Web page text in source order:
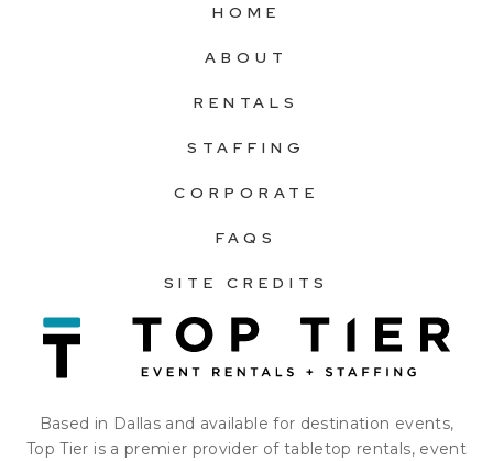
HOME
ABOUT
RENTALS
STAFFING
CORPORATE
FAQS
SITE CREDITS
Based in Dallas and available for destination events,
Top Tier is a premier provider of tabletop rentals, event